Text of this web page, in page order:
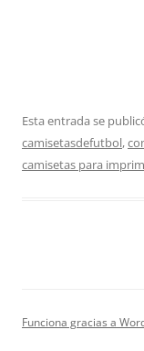
Esta entrada se
camisetasdefutbol,
camisetas para
Funciona gracias a